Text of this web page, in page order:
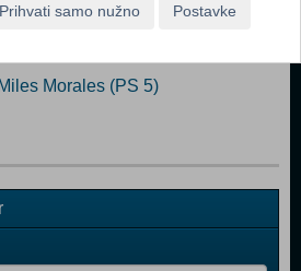
Edition (N) (PS 5)
Morales (PS 5)
Prihvati samo nužno Postavke